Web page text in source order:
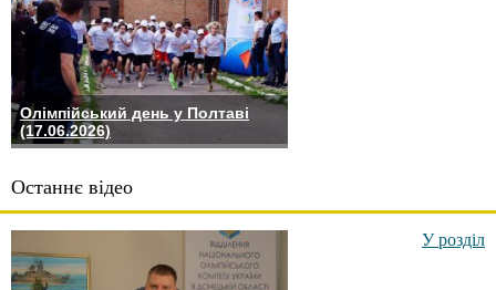
Олімпійський день у Полтаві
(17.06.2026)
Останнє відео
У розділ